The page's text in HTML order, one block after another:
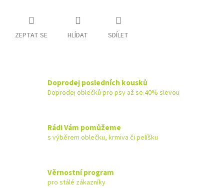
ZEPTAT SE HLÍDAT SDÍLET
Doprodej posledních kousků
Doprodej oblečků pro psy až se 40% slevou
Rádi Vám pomůžeme
s výběrem oblečku, krmiva či pelíšku
Věrnostní program
pro stálé zákazníky